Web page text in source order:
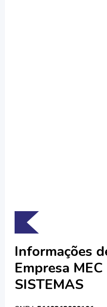
Informações
Empresa
SISTEMAS